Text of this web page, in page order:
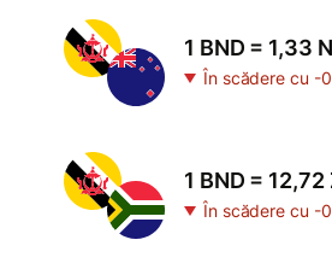
1 BND = 1,33
În scădere cu -
1 BND = 12,72
În scădere cu -